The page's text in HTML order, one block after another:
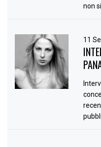
non
11